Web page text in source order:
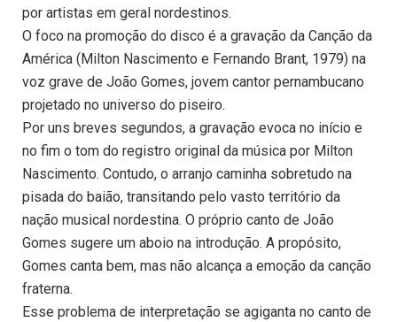
por artistas em geral nordestinos.
O foco na promoção do disco é a gravação da Canção da
América (Milton Nascimento e Fernando Brant, 1979) na
voz grave de João Gomes, jovem cantor pernambucano
projetado no universo do piseiro.
Por uns breves segundos, a gravação evoca no início e
no fim o tom do registro original da música por Milton
Nascimento. Contudo, o arranjo caminha sobretudo na
pisada do baião, transitando pelo vasto território da
nação musical nordestina. O próprio canto de João
Gomes sugere um aboio na introdução. A propósito,
Gomes canta bem, mas não alcança a emoção da canção
fraterna.
Esse problema de interpretação se agiganta no canto de